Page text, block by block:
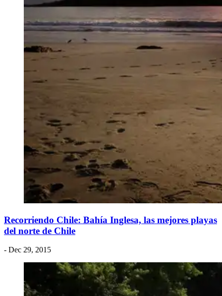
Recorriendo Chile: Bahía Inglesa, las mejores playas
del norte de Chile
- Dec 29, 2015